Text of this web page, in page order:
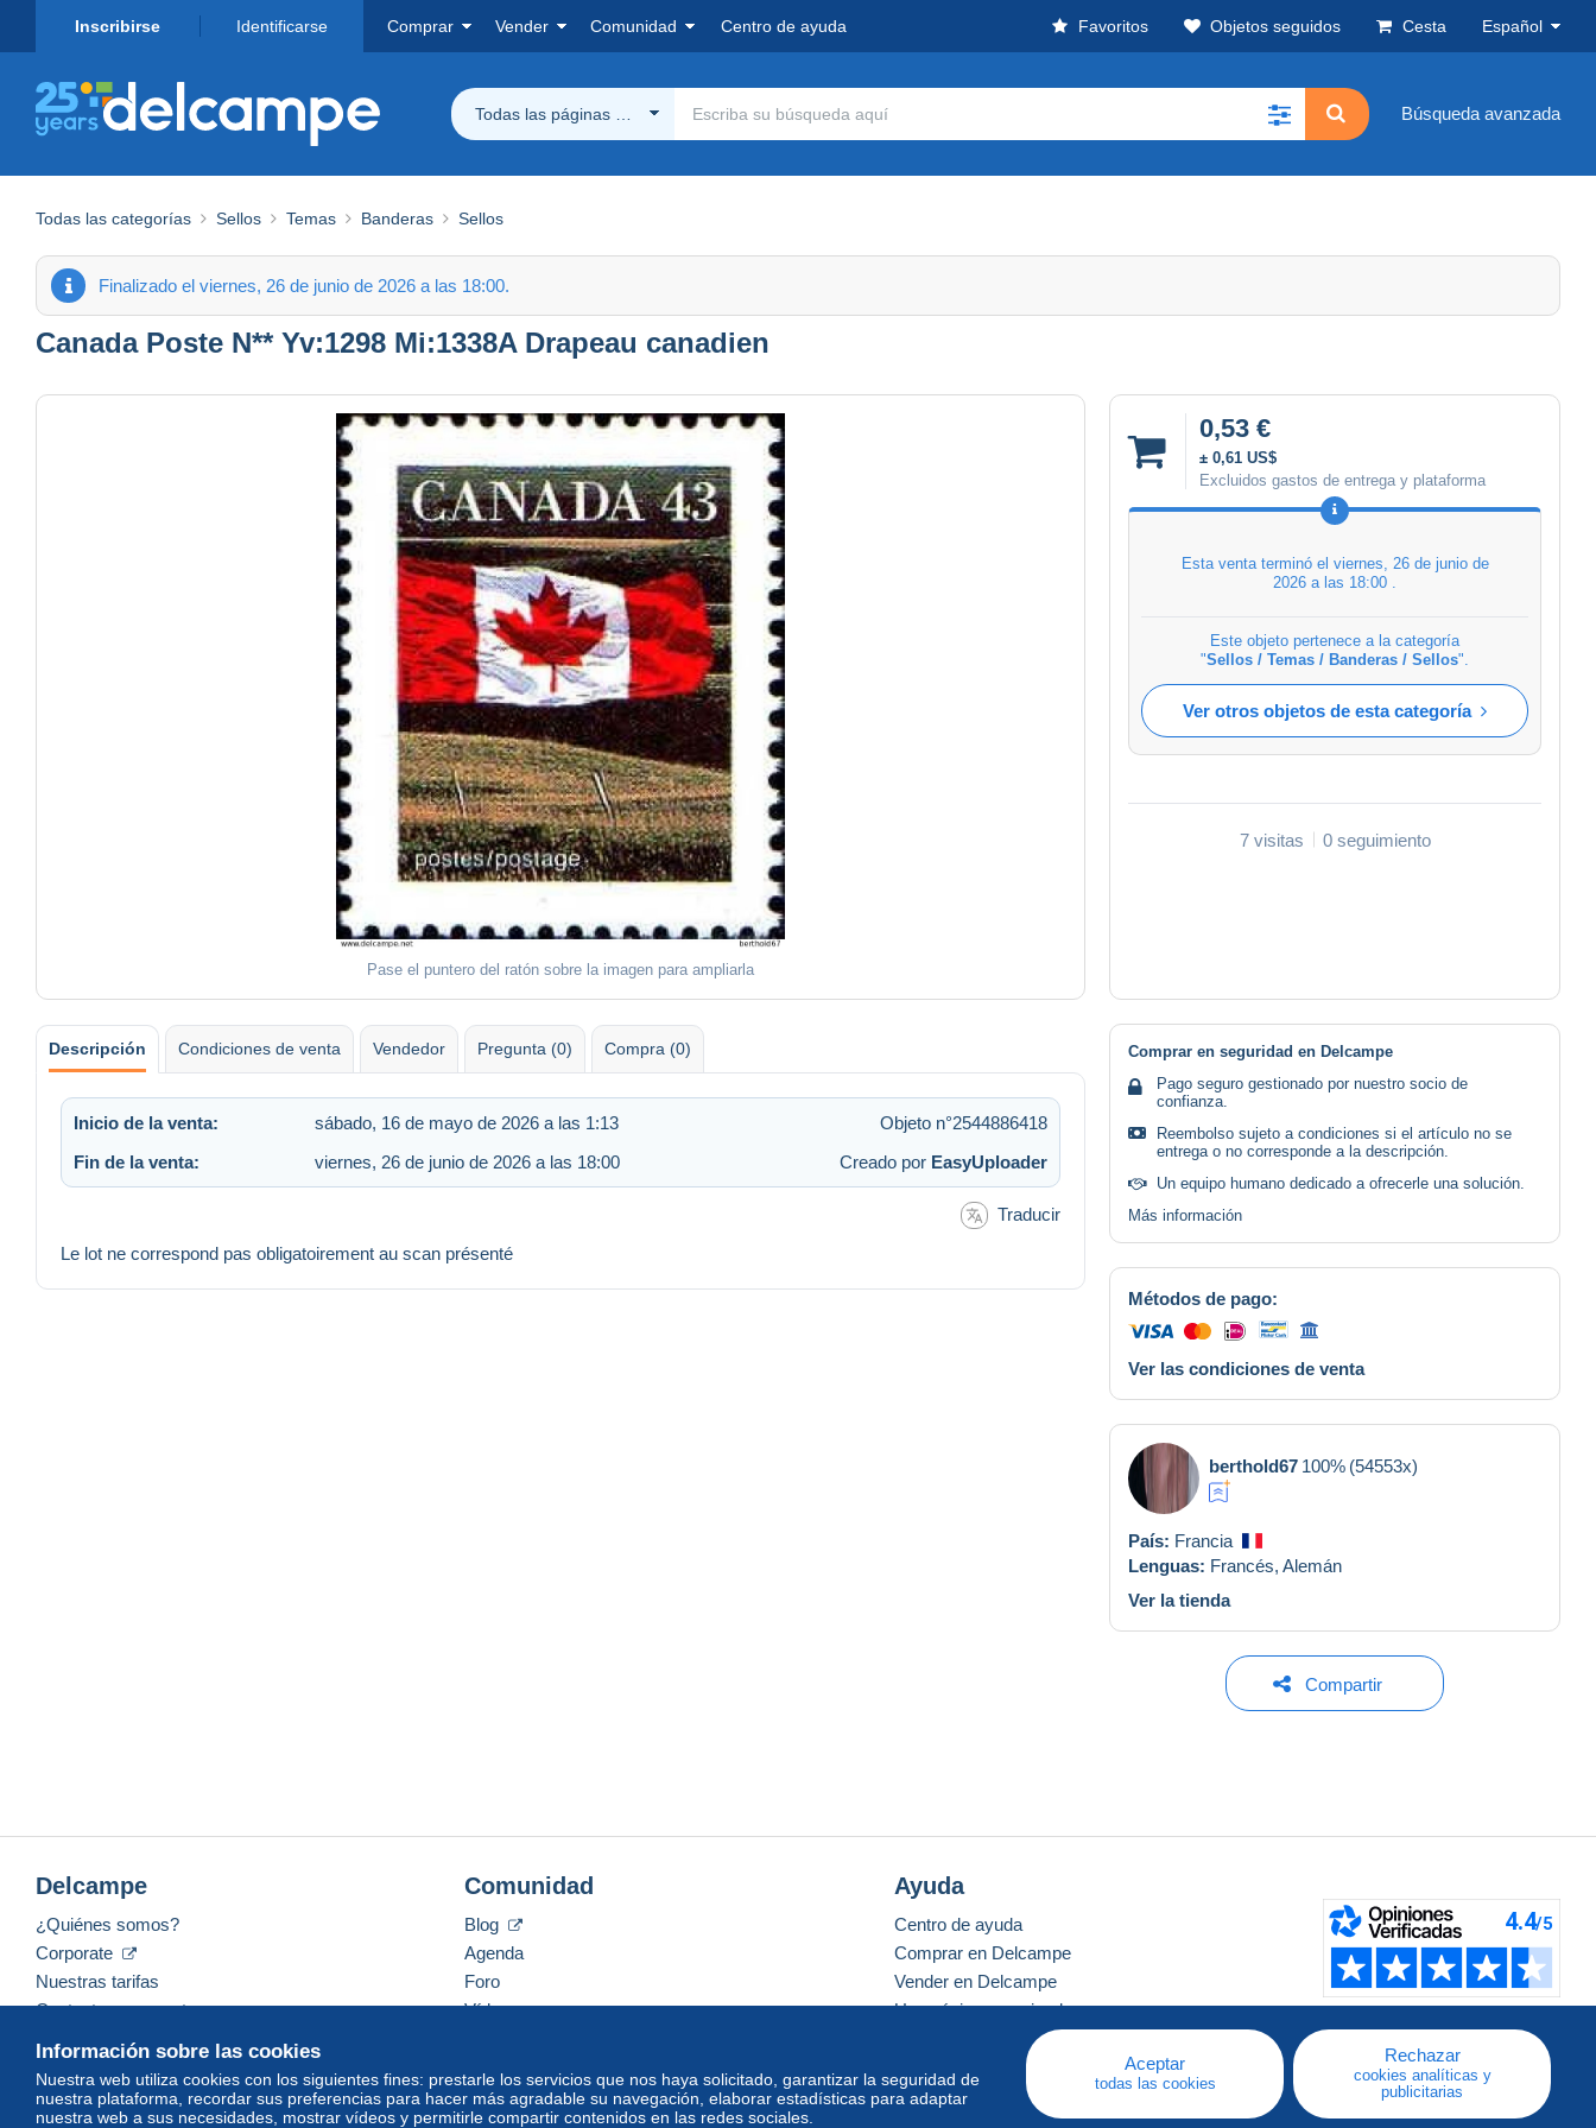
Inscribirse Identificarse Comprar Vender Comunidad Centro de ayuda Favoritos Objetos seguidos Cesta Español
Todas las páginas Delcampe Búsqueda avanzada
Todas las categorías Sellos Temas Banderas Sellos
Finalizado el viernes, 26 de junio de 2026 a las 18:00.
Canada Poste N** Yv:1298 Mi:1338A Drapeau canadien
Pase el puntero del ratón sobre la imagen para ampliarla
0,53 €
± 0,61 US$
Excluidos gastos de entrega y plataforma
Esta venta terminó el viernes, 26 de junio de
2026 a las 18:00
Este objeto pertenece a la categoría
"Sellos / Temas / Banderas / Sellos".
Ver otros objetos de esta categoría
7 visitas 0 seguimiento
Descripción Condiciones de venta Vendedor Pregunta (0) Compra (0)
Inicio de la venta: sábado, 16 de mayo de 2026 a las 1:13
Objeto n°2544886418
Fin de la venta:
viernes, 26 de junio de 2026 a las 18:00 Creado por EasyUploader
Traducir
Le lot ne correspond pas obligatoirement au scan présenté
Comprar en seguridad en Delcampe
Pago seguro gestionado por nuestro socio de
confianza.
Reembolso sujeto a condiciones si el artículo no se
entrega o no corresponde a la descripción.
Un equipo humano dedicado a ofrecerle una solución.
Más información
Métodos de pago:
Ver las condiciones de venta
berthold67 100% (54553x)
País: Francia
Lenguas: Francés, Alemán
Ver la tienda
Compartir
Información sobre las cookies
Nuestra web utiliza cookies con los siguientes fines: prestarle los servicios que nos haya solicitado, garantizar la seguridad de
nuestra plataforma, recordar sus preferencias para hacer más agradable su navegación, elaborar estadísticas para adaptar
nuestra web a sus necesidades, mostrar vídeos y permitirle compartir contenidos en las redes sociales.
Aceptar
todas las cookies
Rechazar
cookies analíticas y
publicitarias
Delcampe
¿Quiénes somos?
Corporate
Nuestras tarifas
Contacte con nosotros
Comunidad
Blog
Agenda
Foro
Vídeos
Ayuda
Centro de ayuda
Comprar en Delcampe
Vender en Delcampe
Una página securizada
Español USD America/Indiana/Vevay Modo estándar